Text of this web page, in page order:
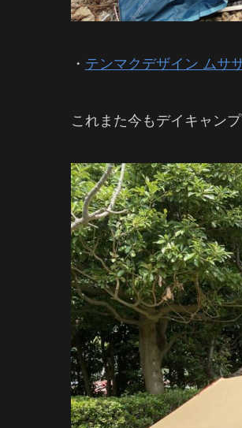
・ テンマクデザイン ムサ
これまた今もデイキャン